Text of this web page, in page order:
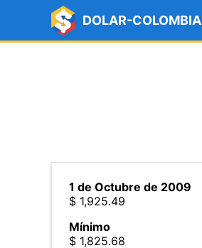
DOLAR-COLOMBIA
1 de Octubre de 2009
$ 1,925.49
Mínimo
$ 1,825.68